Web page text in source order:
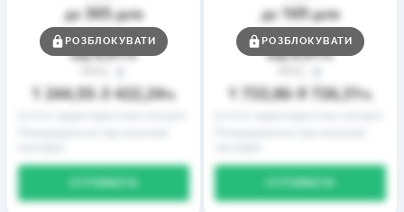
до 365днів
Ставка
від0,01%
1 244,55– 3 422,24%
ОТРИМАТИ
РОЗБЛОКУВАТИ
до 169днів
Ставка
від0,01%
1 733,86– 9 726,31%
ОТРИМАТИ
РОЗБЛОКУВАТИ